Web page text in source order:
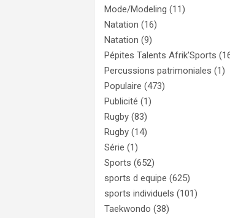
Mode/Modeling (11)
Natation (16)
Natation (9)
Pépites Talents Afrik'Sports
Percussions patrimoniales (1)
Populaire (473)
Publicité (1)
Rugby (83)
Rugby (14)
Série (1)
Sports (652)
sports d equipe (625)
sports individuels (101)
Taekwondo (38)